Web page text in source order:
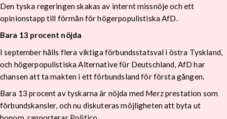
Den tyska regeringen skakas av internt missnöje och ett
opinionstapp till förmån för högerpopulistiska AfD.
Bara 13 procent nöjda
I september hålls flera viktiga förbundsstatsval i östra Tyskland,
och högerpopulistiska Alternative für Deutschland, AfD har
chansen att ta makten i ett förbundsland för första gången.
Bara 13 procent av tyskarna är nöjda med Merz prestation som
förbundskansler, och nu diskuteras möjligheten att byta ut